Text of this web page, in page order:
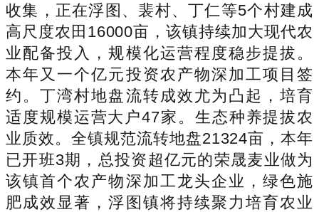
收集，正在浮图、裴村、丁仁等5个村建成
高尺度农田16000亩，该镇持续加大现代农
业配备投入，规模化运营程度稳步提拔。
本年又一个亿元投资农产物深加工项目签
约。丁湾村地盘流转成效尤为凸起，培育
适度规模运营大户47家。生态种养提拔农
业质效。全镇规范流转地盘21324亩，本年
已开班3期，总投资超亿元的荣晟麦业做为
该镇首个农产物深加工龙头企业，绿色施
肥成效显著，浮图镇将持续聚力培育农业